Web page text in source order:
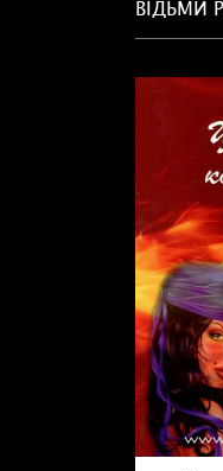
ВІДЬМИ